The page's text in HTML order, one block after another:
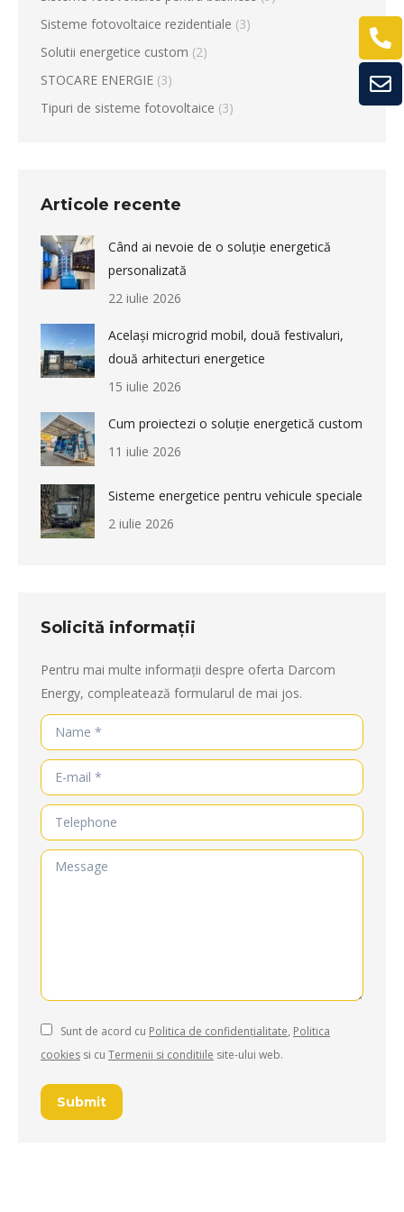
Sisteme fotovoltaice rezidentiale (3)
Solutii energetice custom (2)
STOCARE ENERGIE (3)
Tipuri de sisteme fotovoltaice (3)
Articole recente
Când ai nevoie de o soluție energetică
personalizată
22 iulie 2026
Același microgrid mobil, două festivaluri,
două arhitecturi energetice
15 iulie 2026
Cum proiectezi o soluție energetică custom
11 iulie 2026
Sisteme energetice pentru vehicule speciale
2 iulie 2026
Solicită informații
Pentru mai multe informații despre oferta Darcom
Energy, compleatează formularul de mai jos.
Name *
E-mail *
Telephone
Message
Sunt de acord cu Politica de confidențialitate, Politica
cookies si cu Termenii si conditiile site-ului web.
Submit